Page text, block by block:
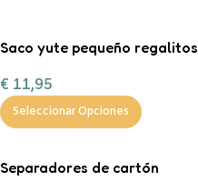
Saco yute pequeño regalitos
€ 11,95
Seleccionar Opciones
Separadores de cartón